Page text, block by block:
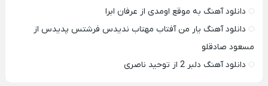
دانلود آهنگ به موقع اومدی از عرفان ابرا
دانلود آهنگ یار من آفتاب مهتاب ندیدس فرشتس پدیدس از
مسعود صادقلو
دانلود آهنگ دلبر 2 از توحید ناصری